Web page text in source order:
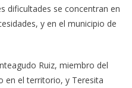
dificultades se concentran en
y en el municipio de
Ruiz, miembro del
en el territorio, y Teresita